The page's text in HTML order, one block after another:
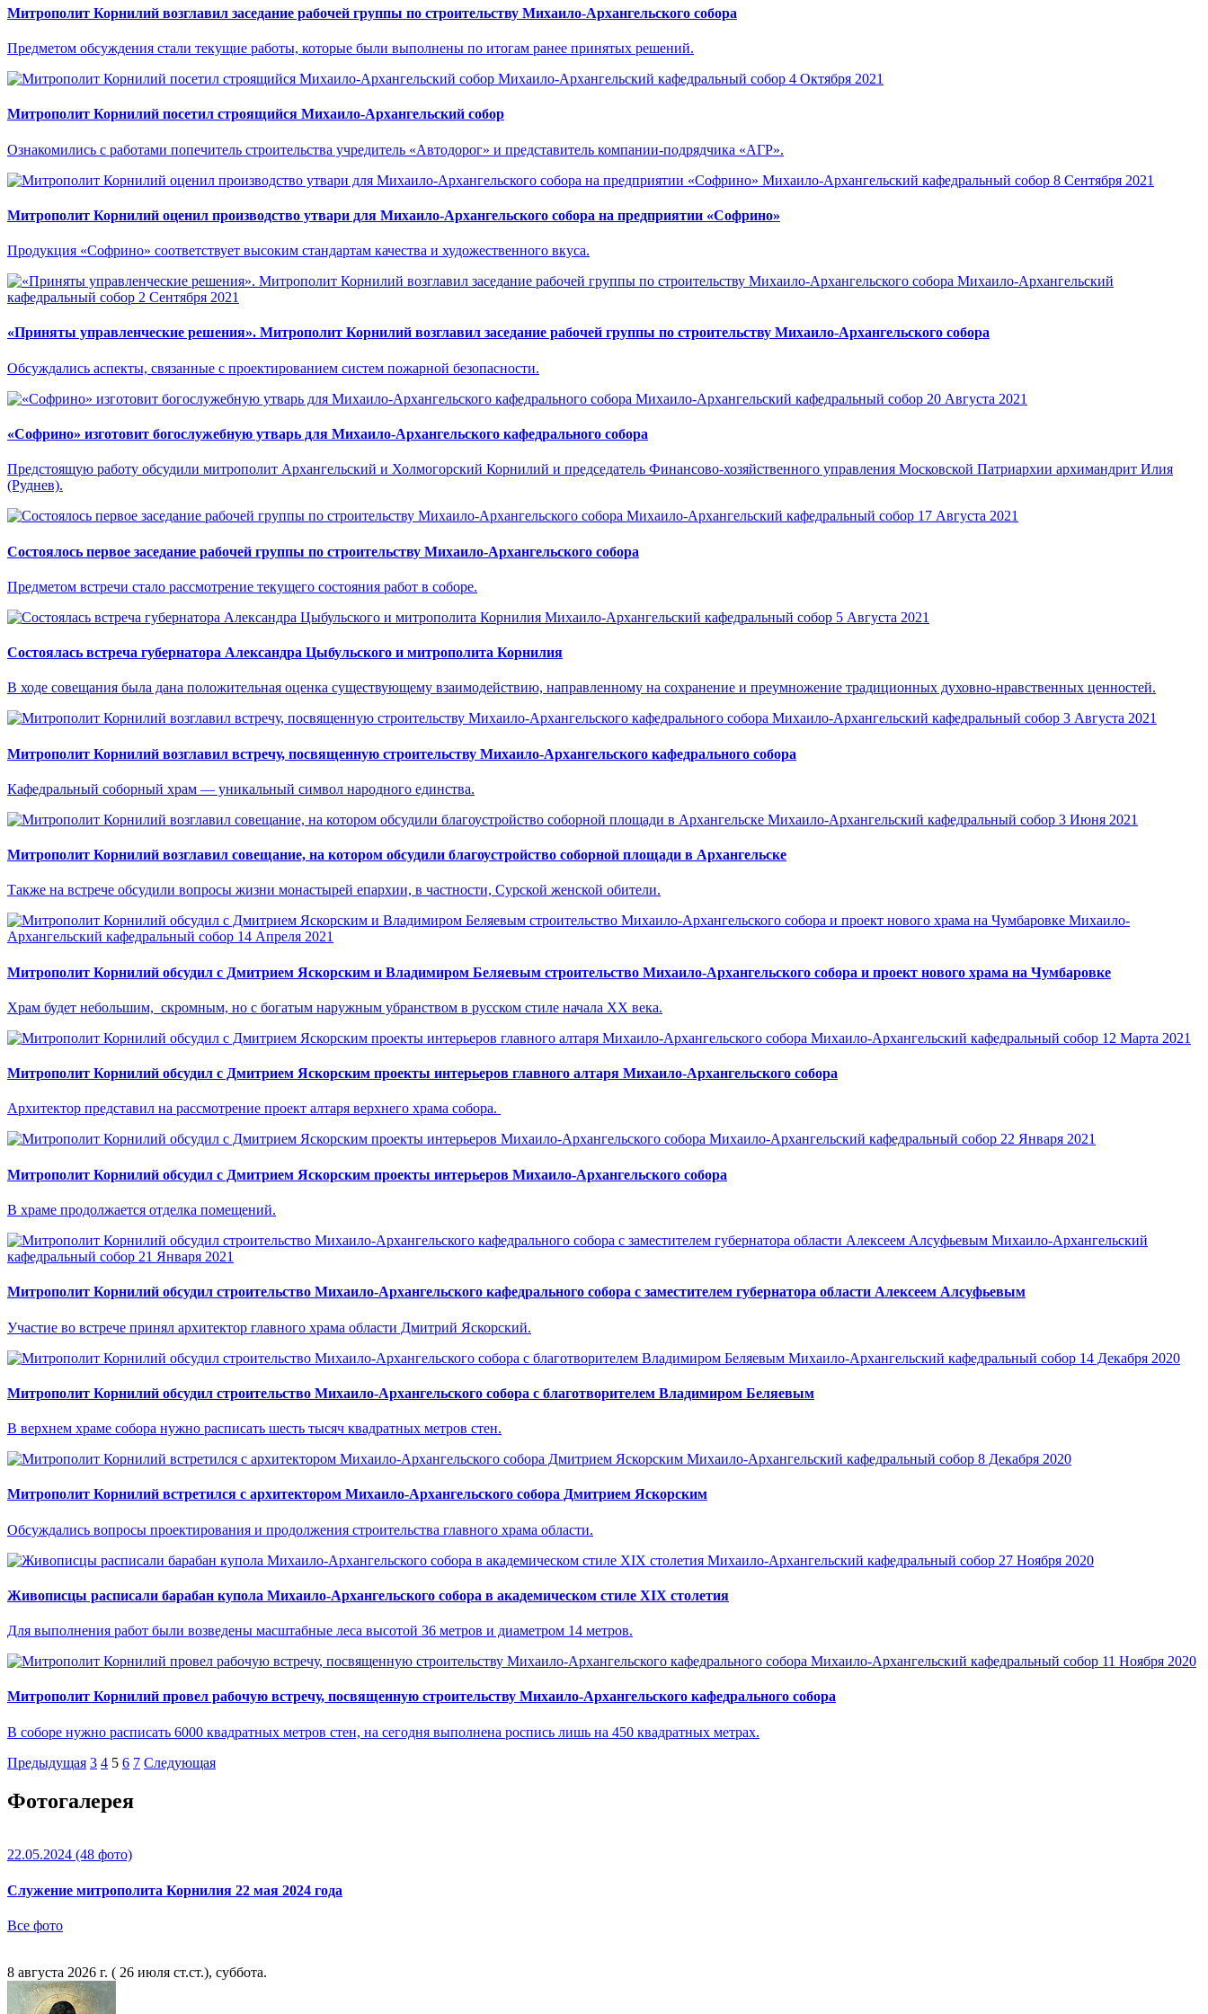
Митрополит Корнилий возглавил заседание рабочей группы по строительству Михаило-Архангельского собора
Предметом обсуждения стали текущие работы, которые были выполнены по итогам ранее принятых решений.
Михаило-Архангельский кафедральный собор 4 Октября 2021
Митрополит Корнилий посетил строящийся Михаило-Архангельский собор
Ознакомились с работами попечитель строительства учредитель «Автодорог» и представитель компании-подрядчика «АГР».
Михаило-Архангельский кафедральный собор 8 Сентября 2021
Митрополит Корнилий оценил производство утвари для Михаило-Архангельского собора на предприятии «Софрино»
Продукция «Софрино» соответствует высоким стандартам качества и художественного вкуса.
Михаило-Архангельский
кафедральный собор 2 Сентября 2021
«Приняты управленческие решения». Митрополит Корнилий возглавил заседание рабочей группы по строительству Михаило-Архангельского собора
Обсуждались аспекты, связанные с проектированием систем пожарной безопасности.
Михаило-Архангельский кафедральный собор 20 Августа 2021
«Софрино» изготовит богослужебную утварь для Михаило-Архангельского кафедрального собора
Предстоящую работу обсудили митрополит Архангельский и Холмогорский Корнилий и председатель Финансово-хозяйственного управления Московской Патриархии архимандрит Илия
(Руднев).
Михаило-Архангельский кафедральный собор 17 Августа 2021
Состоялось первое заседание рабочей группы по строительству Михаило-Архангельского собора
Предметом встречи стало рассмотрение текущего состояния работ в соборе.
Михаило-Архангельский кафедральный собор 5 Августа 2021
Состоялась встреча губернатора Александра Цыбульского и митрополита Корнилия
В ходе совещания была дана положительная оценка существующему взаимодействию, направленному на сохранение и преумножение традиционных духовно-нравственных ценностей.
Михаило-Архангельский кафедральный собор 3 Августа 2021
Митрополит Корнилий возглавил встречу, посвященную строительству Михаило-Архангельского кафедрального собора
Кафедральный соборный храм — уникальный символ народного единства.
Михаило-Архангельский кафедральный собор 3 Июня 2021
Митрополит Корнилий возглавил совещание, на котором обсудили благоустройство соборной площади в Архангельске
Также на встрече обсудили вопросы жизни монастырей епархии, в частности, Сурской женской обители.
Михаило-
Архангельский кафедральный собор 14 Апреля 2021
Митрополит Корнилий обсудил с Дмитрием Яскорским и Владимиром Беляевым строительство Михаило-Архангельского собора и проект нового храма на Чумбаровке
Храм будет небольшим, скромным, но с богатым наружным убранством в русском стиле начала XX века.
Михаило-Архангельский кафедральный собор 12 Марта 2021
Митрополит Корнилий обсудил с Дмитрием Яскорским проекты интерьеров главного алтаря Михаило-Архангельского собора
Архитектор представил на рассмотрение проект алтаря верхнего храма собора.
Михаило-Архангельский кафедральный собор 22 Января 2021
Митрополит Корнилий обсудил с Дмитрием Яскорским проекты интерьеров Михаило-Архангельского собора
В храме продолжается отделка помещений.
Михаило-Архангельский
кафедральный собор 21 Января 2021
Митрополит Корнилий обсудил строительство Михаило-Архангельского кафедрального собора с заместителем губернатора области Алексеем Алсуфьевым
Участие во встрече принял архитектор главного храма области Дмитрий Яскорский.
Михаило-Архангельский кафедральный собор 14 Декабря 2020
Митрополит Корнилий обсудил строительство Михаило-Архангельского собора с благотворителем Владимиром Беляевым
В верхнем храме собора нужно расписать шесть тысяч квадратных метров стен.
Михаило-Архангельский кафедральный собор 8 Декабря 2020
Митрополит Корнилий встретился с архитектором Михаило-Архангельского собора Дмитрием Яскорским
Обсуждались вопросы проектирования и продолжения строительства главного храма области.
Михаило-Архангельский кафедральный собор 27 Ноября 2020
Живописцы расписали барабан купола Михаило-Архангельского собора в академическом стиле XIX столетия
Для выполнения работ были возведены масштабные леса высотой 36 метров и диаметром 14 метров.
Михаило-Архангельский кафедральный собор 11 Ноября 2020
Митрополит Корнилий провел рабочую встречу, посвященную строительству Михаило-Архангельского кафедрального собора
В соборе нужно расписать 6000 квадратных метров стен, на сегодня выполнена роспись лишь на 450 квадратных метрах.
Предыдущая 3 4 5 6 7 Следующая
Фотогалерея
22.05.2024 (48 фото)
Служение митрополита Корнилия 22 мая 2024 года
Все фото
8 августа 2026 г. ( 26 июля ст.ст.), суббота.